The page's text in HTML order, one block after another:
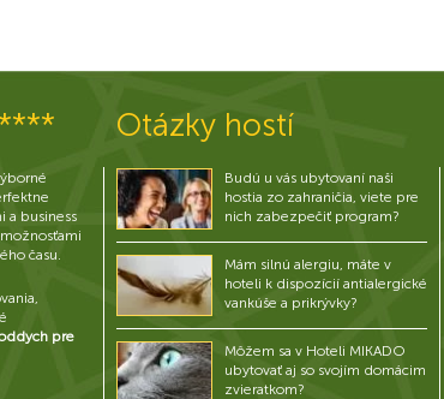
a business
času.
pre
Otázky hostí
Budú u vás ubytovaní naši
hostia zo zahraničia, viete pre
nich zabezpečiť program?
Mám silnú alergiu, máte v
hoteli k dispozícií antialergické
vankúše a prikrývky?
Môžem sa v Hoteli MIKADO
ubytovať aj so svojím domácim
zvieratkom?